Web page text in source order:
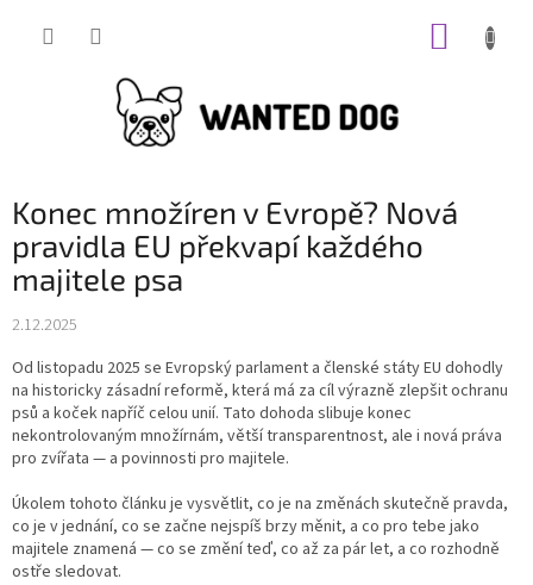
Konec množíren v Evropě? Nová
pravidla EU překvapí každého
majitele psa
2.12.2025
Od listopadu 2025 se Evropský parlament a členské státy EU dohodly
na historicky zásadní reformě, která má za cíl výrazně zlepšit ochranu
psů a koček napříč celou unií. Tato dohoda slibuje konec
nekontrolovaným množírnám, větší transparentnost, ale i nová práva
pro zvířata — a povinnosti pro majitele.
Úkolem tohoto článku je vysvětlit, co je na změnách skutečně pravda,
co je v jednání, co se začne nejspíš brzy měnit, a co pro tebe jako
majitele znamená — co se změní teď, co až za pár let, a co rozhodně
ostře sledovat.